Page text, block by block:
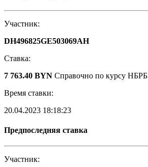
Участник:
DH496825GE503069AH
Ставка:
7 763.40 BYN Справочно по курсу НБРБ
Время ставки:
20.04.2023 18:18:23
Предпоследняя ставка
Участник: